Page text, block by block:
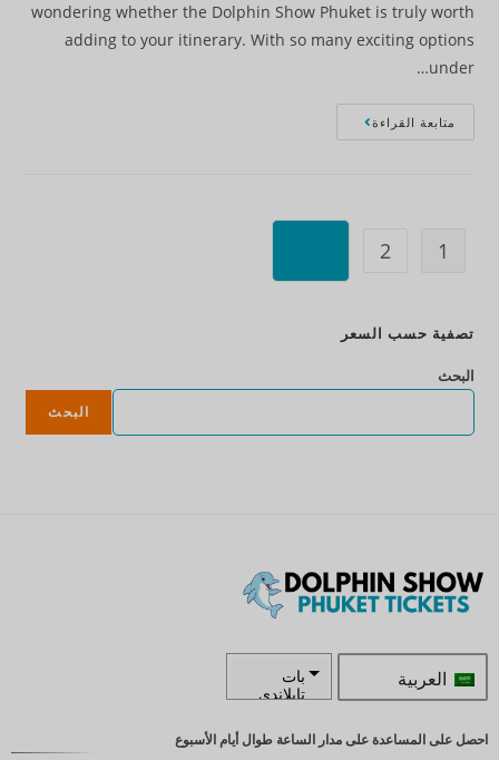
wondering whether the Dolphin Show Phuket is truly worth
adding to your itinerary. With so many exciting options
under…
متابعة القراءة
1
2
تصفية حسب السعر
البحث
البحث
العربية
بات
تايلاندي
زار
احصل على المساعدة على مدار الساعة طوال أيام الأسبوع